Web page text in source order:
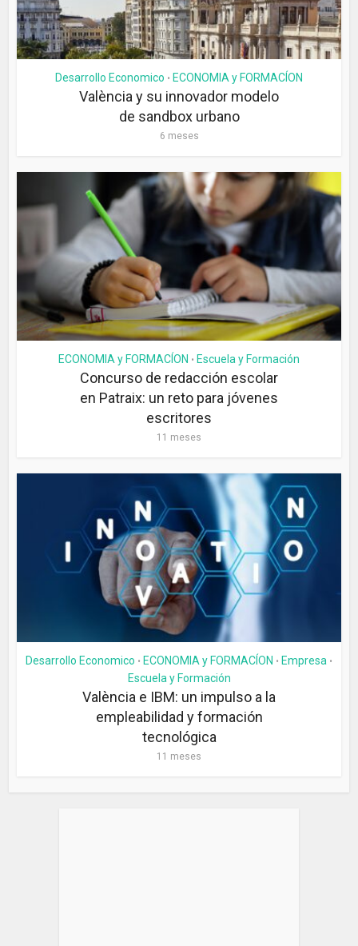
Desarrollo Economico • ECONOMIA y FORMACÍON
València y su innovador modelo
de sandbox urbano
6 meses
ECONOMIA y FORMACÍON • Escuela y Formación
Concurso de redacción escolar
en Patraix: un reto para jóvenes
escritores
11 meses
Desarrollo Economico • ECONOMIA y FORMACÍON • Empresa •
Escuela y Formación
València e IBM: un impulso a la
empleabilidad y formación
tecnológica
11 meses